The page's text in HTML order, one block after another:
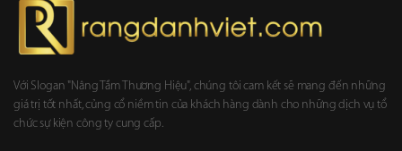
Với Slogan "Nâng Tầm Thương Hiệu", chúng tôi cam kết sẽ mang đến những
giá trị tốt nhất, củng cổ niềm tin của khách hàng dành cho những dịch vụ tổ
chức sự kiện công ty cung cấp.